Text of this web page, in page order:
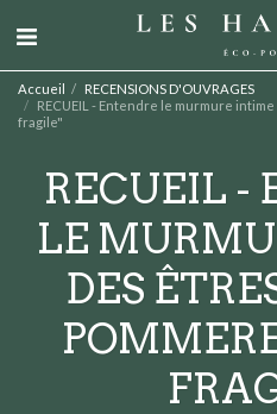
Accueil
RECENSIONS D'OUVRAGES
RECUEIL - Entendre le murmure
fragile"
RECUEIL -
LE
DES